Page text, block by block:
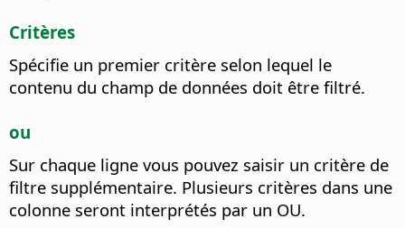
Critères
Spécifie un premier critère selon lequel le
contenu du champ de données doit être filtré.
ou
Sur chaque ligne vous pouvez saisir un critère de
filtre supplémentaire. Plusieurs critères dans une
colonne seront interprétés par un OU.